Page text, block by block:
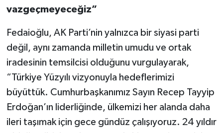
vazgeçmeyeceğiz”
Fedaioğlu, AK Parti’nin yalnızca bir siyasi parti
değil, aynı zamanda milletin umudu ve ortak
iradesinin temsilcisi olduğunu vurgulayarak,
“Türkiye Yüzyılı vizyonuyla hedeflerimizi
büyüttük. Cumhurbaşkanımız Sayın Recep Tayyip
Erdoğan’ın liderliğinde, ülkemizi her alanda daha
ileri taşımak için gece gündüz çalışıyoruz. 24 yıldır